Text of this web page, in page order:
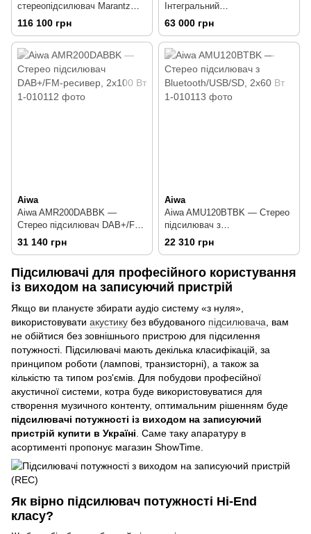
стереопідсилювач Marantz
PM-12SE Gold
116 100 грн
Інтегральний
стереопідсилювач 2x120 Вт
63 000 грн
Aiwa
Aiwa AMR200DABBK —
Стерео підсилювач DAB+/FM-
ресивер, 2x100 Вт
31 140 грн
Aiwa
Aiwa AMU120BTBK — Стерео
підсилювач з
Bluetooth/USB/SD, 2x60 Вт
22 310 грн
Підсилювачі для професійного користування
із виходом на записуючий пристрій
Якщо ви плануєте збирати аудіо систему «з нуля»,
використовувати акустику без вбудованого підсилювача , вам
не обійтися без зовнішнього пристрою для підсилення
потужності. Підсилювачі мають декілька класифікацій, за
принципом роботи (лампові, транзисторні), а також за
кількістю та типом роз'ємів. Для побудови професійної
акустичної системи, котра буде використовуватися для
створення музичного контенту, оптимальним рішенням буде
підсилювачі потужності із виходом на записуючий
пристрій купити в Україні . Саме таку апаратуру в
асортименті пропонує магазин ShowTime.
Як вірно підсилювач потужності Hi-End
класу?